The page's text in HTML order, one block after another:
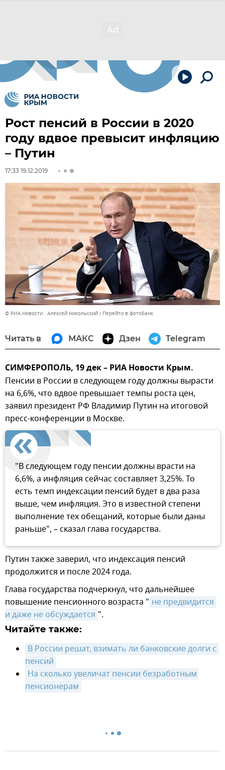
Рост пенсий в России в 2020
году вдвое превысит инфляцию
– Путин
17:33 19.12.2019
© РИА Новости . Алексей Никольский Перейти в фотобанк
Читать в МАКС Дзен Telegram
СИМФЕРОПОЛЬ, 19 дек – РИА Новости Крым.
Пенсии в России в следующем году должны вырасти
на 6,6%, что вдвое превышает темпы роста цен,
заявил президент РФ Владимир Путин на итоговой
пресс-конференции в Москве.
"В следующем году пенсии должны врасти на
6,6%, а инфляция сейчас составляет 3,25%. То
есть темп индексации пенсий будет в два раза
выше, чем инфляция. Это в известной степени
выполнение тех обещаний, которые были даны
раньше", – сказал глава государства.
Путин также заверил, что индексация пенсий
продолжится и после 2024 года.
Глава государства подчеркнул, что дальнейшее
повышение пенсионного возраста " не предвидится
и даже не обсуждается ".
Читайте также:
В России решат, взимать ли банковские долги с
пенсий
На сколько увеличат пенсии безработным
пенсионерам